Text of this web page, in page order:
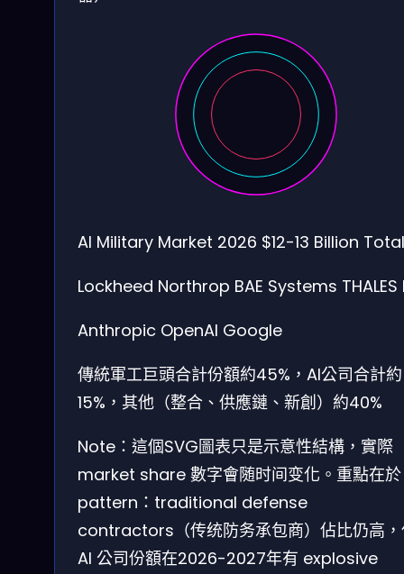
AI Military Market 2026 $12-13 Billion Total
Lockheed Northrop BAE Systems THALES
Anthropic OpenAI Google
傳統軍工巨頭合計份額約45%，AI公司合計約
15%，其他（整合、供應鏈、新創）約40%
Note：這個SVG圖表只是示意性結構，實際
market share 數字會随时间变化。重點在於
pattern：traditional defense
contractors（传统防务承包商）佔比仍高
AI 公司份額在2026-2027年有 explosive